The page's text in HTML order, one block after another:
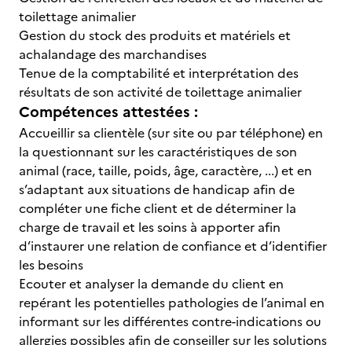
toilettage animalier
Gestion du stock des produits et matériels et
achalandage des marchandises
Tenue de la comptabilité et interprétation des
résultats de son activité de toilettage animalier
Compétences attestées :
Accueillir sa clientèle (sur site ou par téléphone) en
la questionnant sur les caractéristiques de son
animal (race, taille, poids, âge, caractère, ...) et en
s’adaptant aux situations de handicap afin de
compléter une fiche client et de déterminer la
charge de travail et les soins à apporter afin
d’instaurer une relation de confiance et d’identifier
les besoins
Ecouter et analyser la demande du client en
repérant les potentielles pathologies de l’animal en
informant sur les différentes contre-indications ou
allergies possibles afin de conseiller sur les solutions